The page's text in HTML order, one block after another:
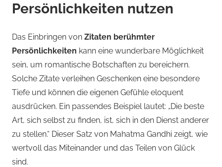
Persönlichkeiten nutzen
Das Einbringen von Zitaten berühmter
Persönlichkeiten kann eine wunderbare Möglichkeit
sein, um romantische Botschaften zu bereichern.
Solche Zitate verleihen Geschenken eine besondere
Tiefe und können die eigenen Gefühle eloquent
ausdrücken. Ein passendes Beispiel lautet: „Die beste
Art, sich selbst zu finden, ist, sich in den Dienst anderer
zu stellen.“ Dieser Satz von Mahatma Gandhi zeigt, wie
wertvoll das Miteinander und das Teilen von Glück
sind.